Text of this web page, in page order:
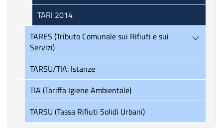
TARI 2014
TARES (Tributo Comunale sui Rifiuti e sui
Servizi)
TARSU/TIA: Istanze
TIA (Tariffa Igiene Ambientale)
TARSU (Tassa Rifiuti Solidi Urbani)